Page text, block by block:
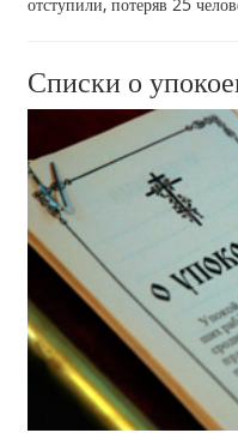
Списки о